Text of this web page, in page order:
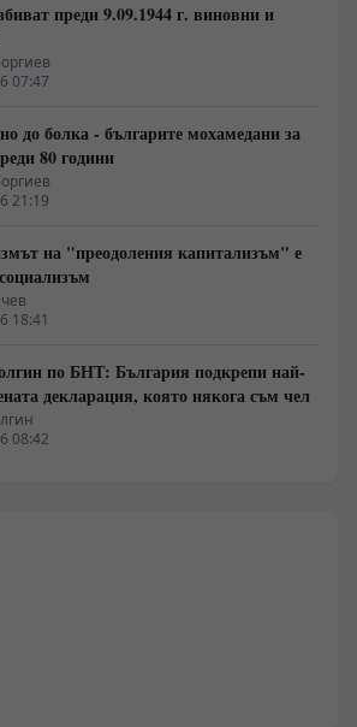
преди 9.09.1944 г. виновни и
07:47
до болка - българите мохамедани за
80 години
21:19
на "преодоления капитализъм" е
18:41
по БНТ: България подкрепи най-
декларация, която някога съм чел
08:42